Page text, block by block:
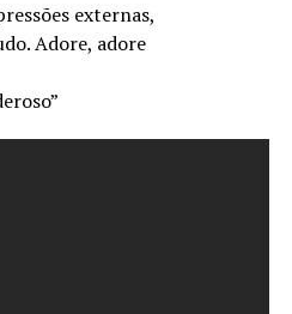
externas,
Adore, adore